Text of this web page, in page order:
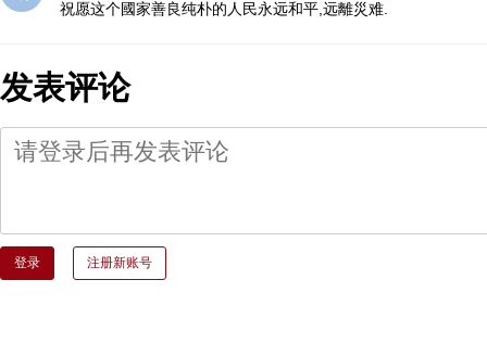
祝愿这个國家善良纯朴的人民永远和平,远離災难.
发表评论
登录 注册新账号